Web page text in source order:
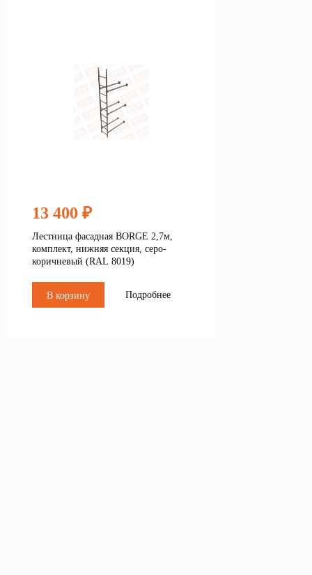
13 400 ₽
Лестница фасадная BORGE 2,7м,
комплект, нижняя секция, серо-
коричневый (RAL 8019)
В корзину Подробнее